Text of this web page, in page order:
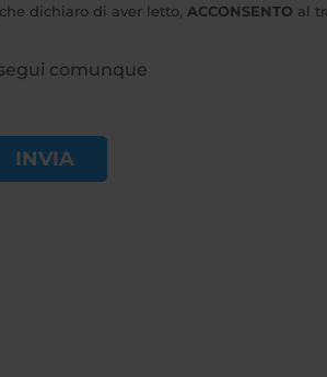
, che dichiaro di aver letto, ACCONSENTO al
comunque